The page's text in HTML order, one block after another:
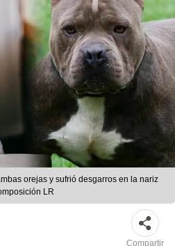
orejas y sufrió desgarros en la nariz
LR
Compartir